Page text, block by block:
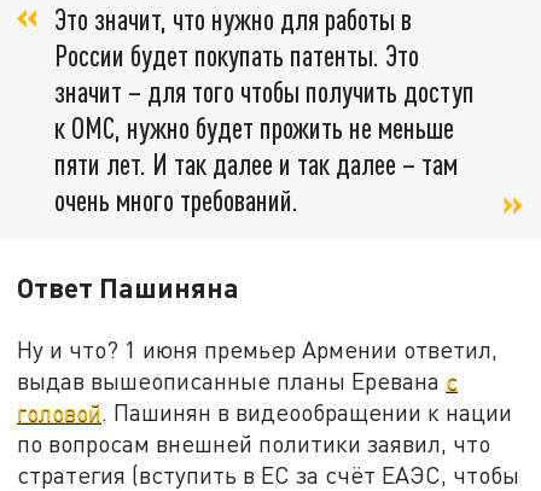
Это значит, что нужно для работы в
России будет покупать патенты. Это
значит – для того чтобы получить доступ
к ОМС, нужно будет прожить не меньше
пяти лет. И так далее и так далее – там
очень много требований.
Ответ Пашиняна
Ну и что? 1 июня премьер Армении ответил,
выдав вышеописанные планы Еревана с
головой. Пашинян в видеообращении к нации
по вопросам внешней политики заявил, что
стратегия (вступить в ЕС за счёт ЕАЭС, чтобы